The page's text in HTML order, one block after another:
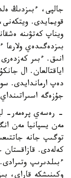
جالپى، ءبىزدىڭ
قويمايدى.
ويناپ كەتۋىنە
بىزدەگىدەي ولارعا
انىق. ءبىر
اياقتالعان. ال
دەپ ارماندايدى.
جۇزەگە
- رەسەي پرەمەر-
مەن يسپانيا مەن
توگىپ جانە
كەلەدى. قازاقستان
ءبىلدىرىپ